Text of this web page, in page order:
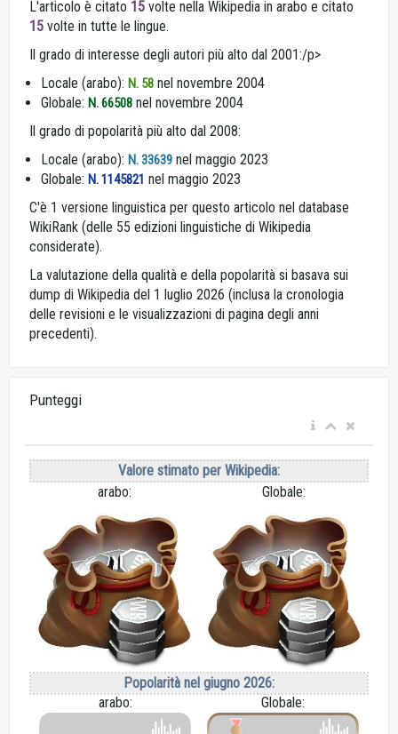
L'articolo è citato 15 volte nella Wikipedia in arabo e citato
15 volte in tutte le lingue.
Il grado di interesse degli autori più alto dal 2001:/p>
Locale (arabo): N. 58 nel novembre 2004
Globale: N. 66508 nel novembre 2004
Il grado di popolarità più alto dal 2008:
Locale (arabo): N. 33639 nel maggio 2023
Globale: N. 1145821 nel maggio 2023
C'è 1 versione linguistica per questo articolo nel database
WikiRank (delle 55 edizioni linguistiche di Wikipedia
considerate).
La valutazione della qualità e della popolarità si basava sui
dump di Wikipedia del 1 luglio 2026 (inclusa la cronologia
delle revisioni e le visualizzazioni di pagina degli anni
precedenti).
Punteggi
Valore stimato per Wikipedia:
arabo:
Globale:
Popolarità nel giugno 2026:
arabo:
Globale: